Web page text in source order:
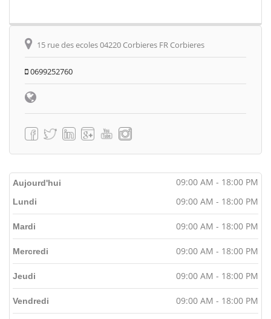
15 rue des ecoles 04220 Corbieres FR Corbieres
0699252760
Aujourd'hui 09:00 AM - 18:00 PM
Lundi 09:00 AM - 18:00 PM
Mardi 09:00 AM - 18:00 PM
Mercredi 09:00 AM - 18:00 PM
Jeudi 09:00 AM - 18:00 PM
Vendredi 09:00 AM - 18:00 PM